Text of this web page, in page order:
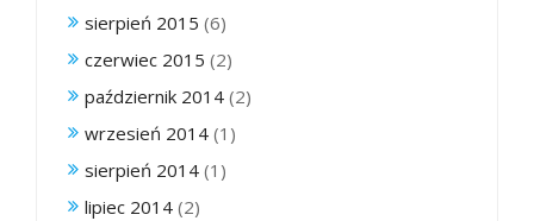
sierpień 2015 (6)
czerwiec 2015 (2)
październik 2014 (2)
wrzesień 2014 (1)
sierpień 2014 (1)
lipiec 2014 (2)